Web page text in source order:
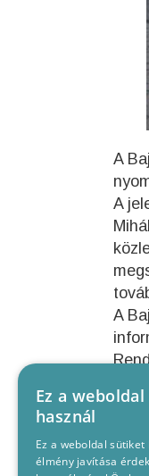
A
A
A
Ez a
használ
Ez a weboldal
élmény javítása